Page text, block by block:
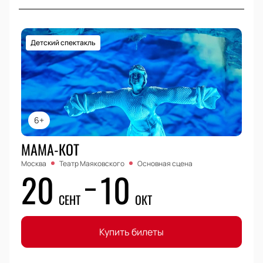
6+
Детский спектакль
МАМА-КОТ
Москва Театр Маяковского Основная сцена
20 СЕНТ 10 ОКТ
Купить билеты